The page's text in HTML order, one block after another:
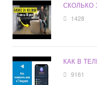
СКОЛЬКО
1428
КАК В
9161